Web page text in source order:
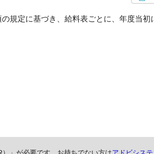
規定に基づき、給料表ごとに、年度当